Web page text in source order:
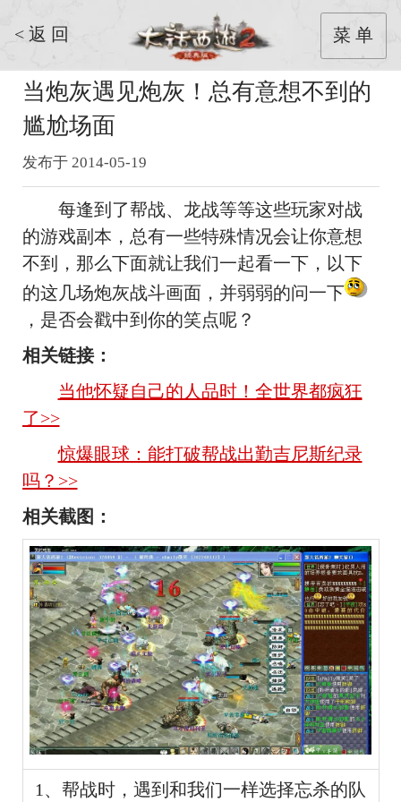
< 返 回 菜 单
当炮灰遇见炮灰！总有意想不到的
尴尬场面
发布于 2014-05-19
每逢到了帮战、龙战等等这些玩家对战
的游戏副本，总有一些特殊情况会让你意想
不到，那么下面就让我们一起看一下，以下
的这几场炮灰战斗画面，并弱弱的问一下
，是否会戳中到你的笑点呢？
相关链接：
当他怀疑自己的人品时！全世界都疯狂
了>>
惊爆眼球：能打破帮战出勤吉尼斯纪录
吗？>>
相关截图：
1、帮战时，遇到和我们一样选择忘杀的队